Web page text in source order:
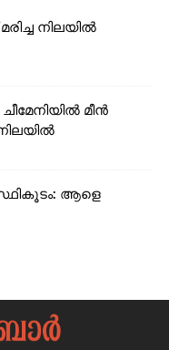
നിലയിൽ
മീൻ
ആളെ